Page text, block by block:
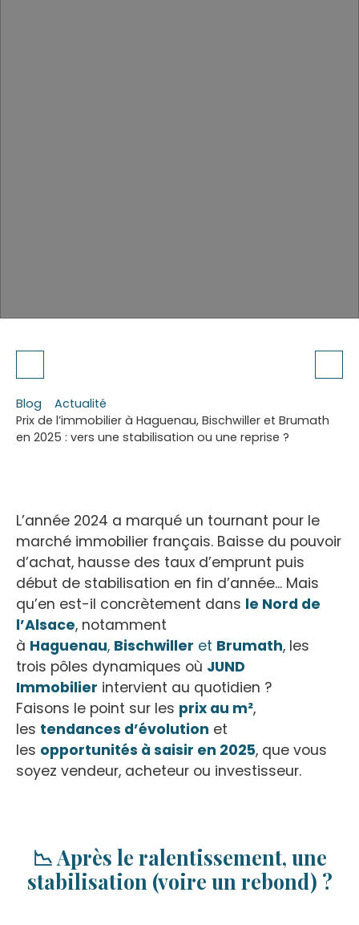
Blog
Actualité
Prix de l’immobilier à Haguenau, Bischwiller et Brumath
en 2025 : vers une stabilisation ou une reprise ?
L’année 2024 a marqué un tournant pour le
marché immobilier français. Baisse du pouvoir
d’achat, hausse des taux d’emprunt puis
début de stabilisation en fin d’année... Mais
qu’en est-il concrètement dans le Nord de
l’Alsace, notamment
à Haguenau, Bischwiller et Brumath, les
trois pôles dynamiques où JUND
Immobilier intervient au quotidien ?
Faisons le point sur les prix au m²,
les tendances d’évolution et
les opportunités à saisir en 2025, que vous
soyez vendeur, acheteur ou investisseur.
📉 Après le ralentissement, une
stabilisation (voire un rebond) ?